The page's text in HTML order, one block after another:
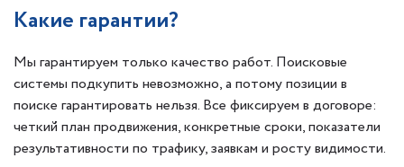
Какие гарантии?
Мы гарантируем только качество работ. Поисковые
системы подкупить невозможно, а потому позиции в
поиске гарантировать нельзя. Все фиксируем в договоре:
четкий план продвижения, конкретные сроки, показатели
результативности по трафику, заявкам и росту видимости.